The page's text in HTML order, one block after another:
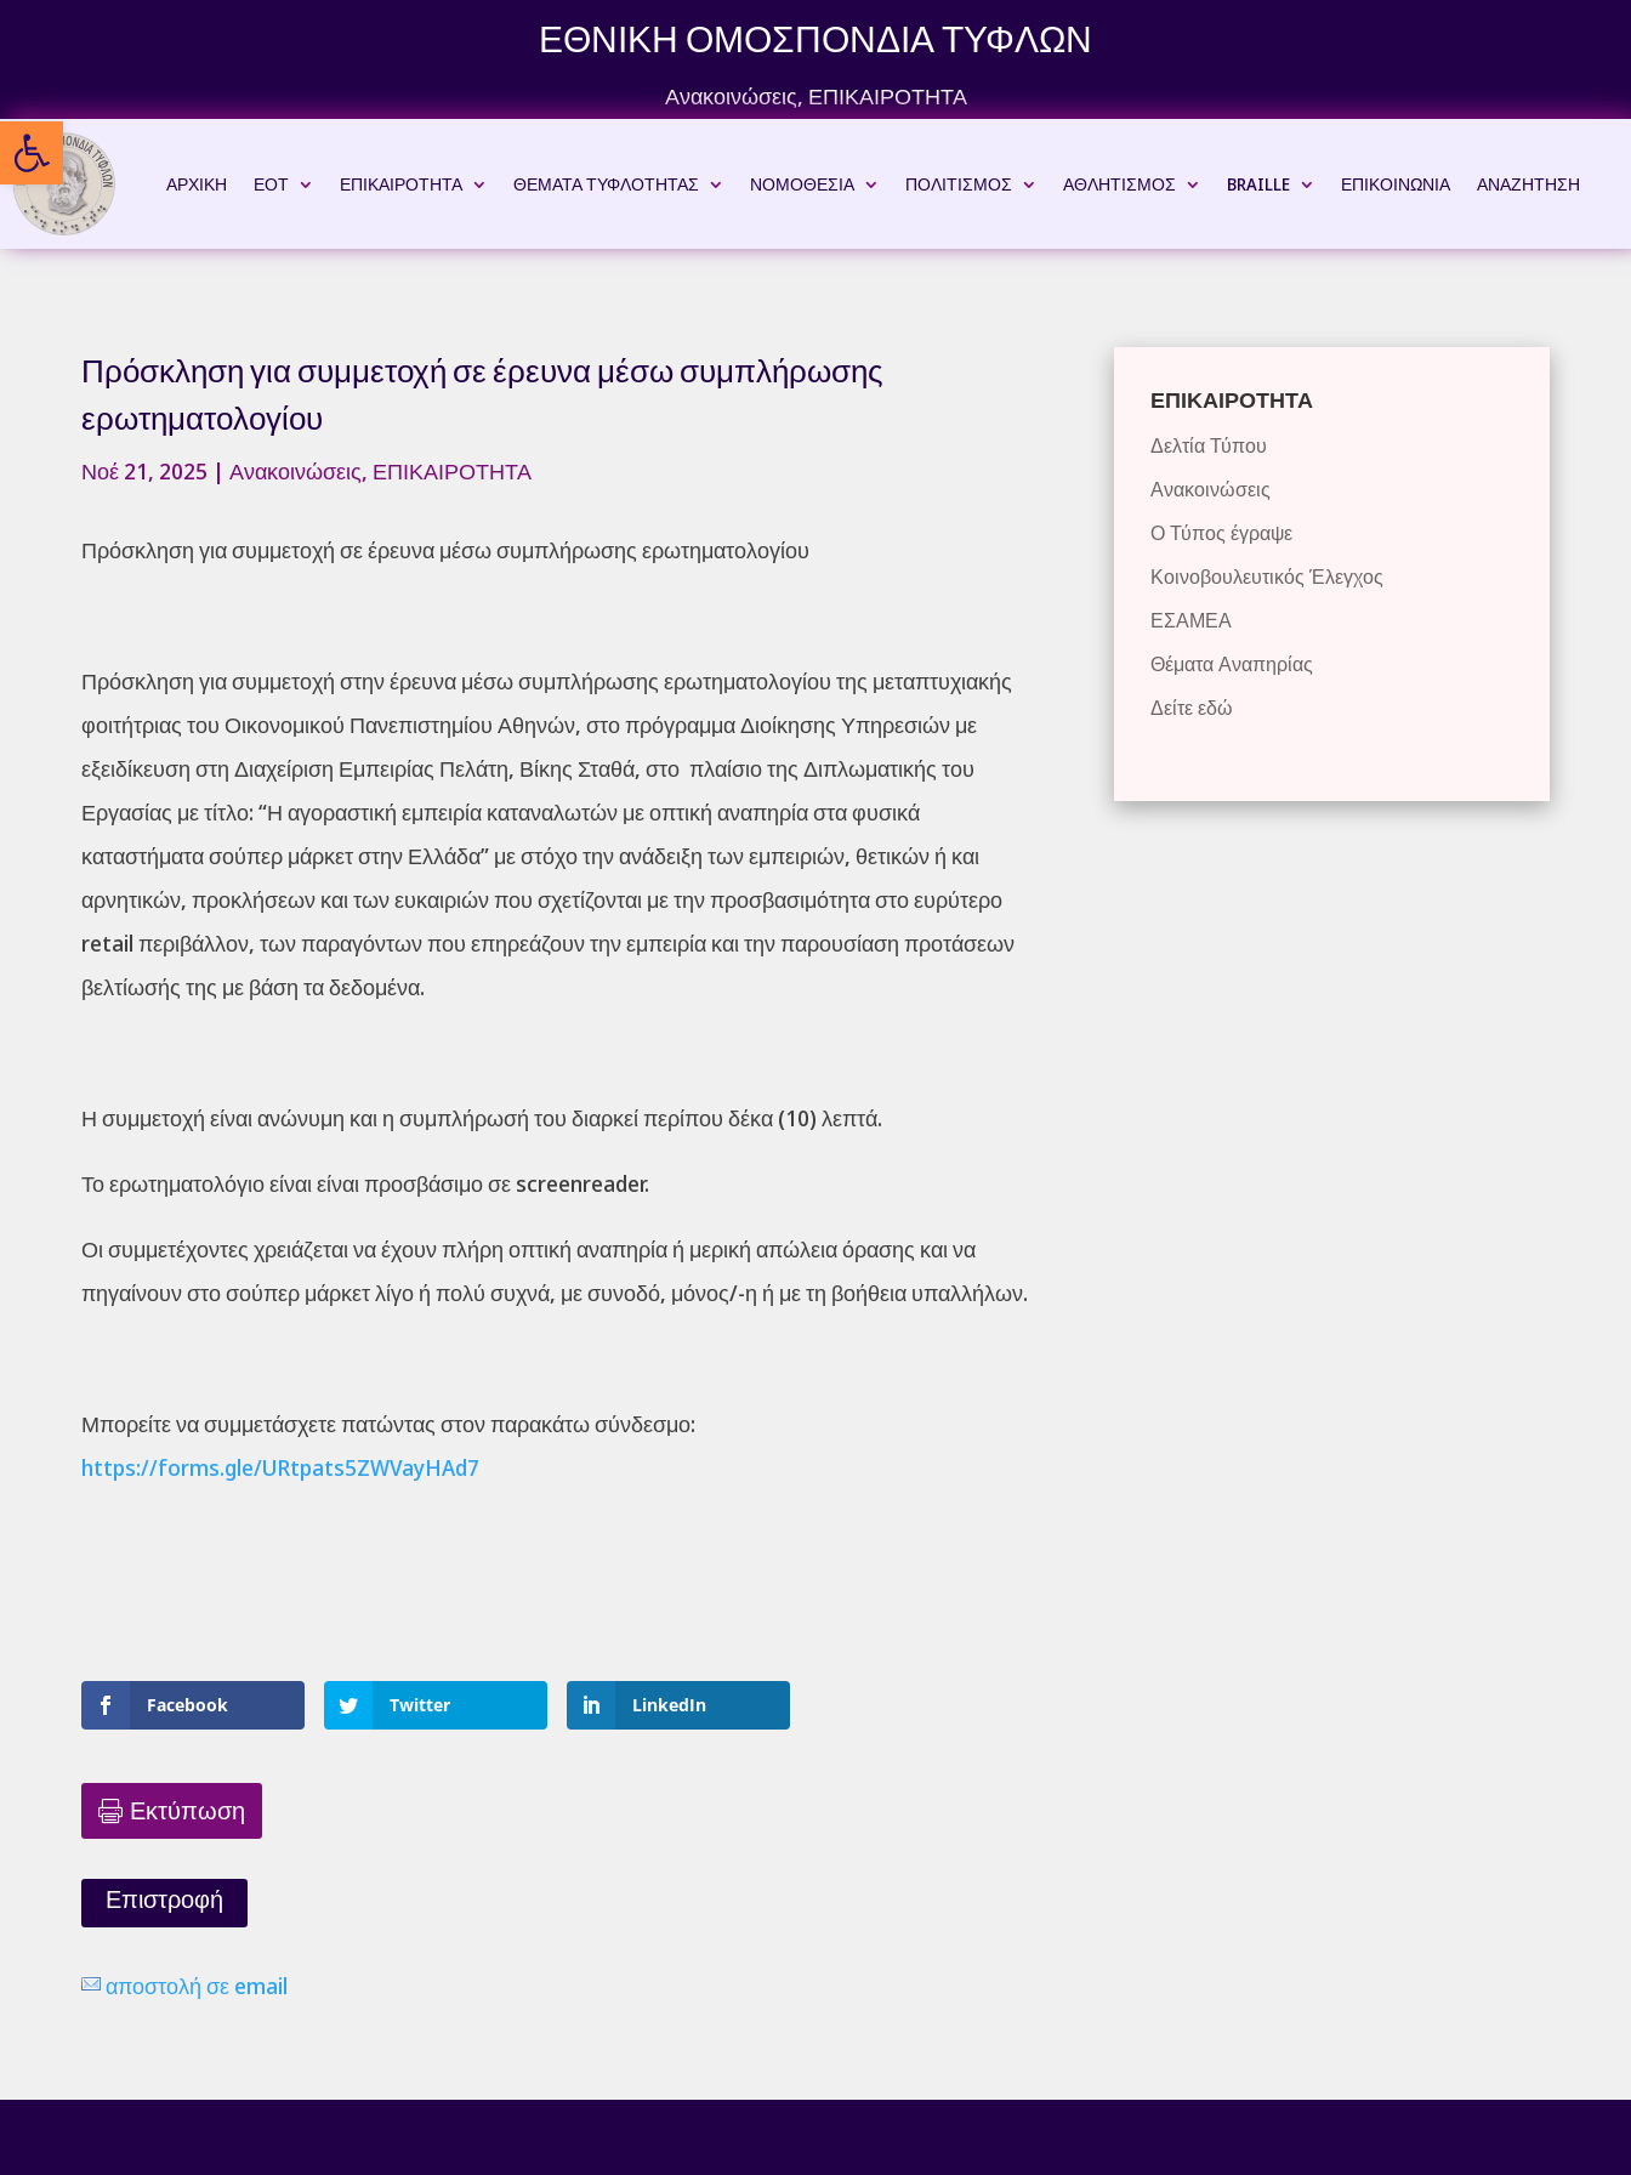
Ανοίξτε τη γραμμή εργαλείων
ΕΘΝΙΚΗ ΟΜΟΣΠΟΝΔΙΑ ΤΥΦΛΩΝ
Ανακοινώσεις, ΕΠΙΚΑΙΡΟΤΗΤΑ
ΑΡΧΙΚΗ ΕΟΤ ΕΠΙΚΑΙΡΟΤΗΤΑ ΘΕΜΑΤΑ ΤΥΦΛΟΤΗΤΑΣ ΝΟΜΟΘΕΣΙΑ ΠΟΛΙΤΙΣΜΟΣ ΑΘΛΗΤΙΣΜΟΣ BRAILLE ΕΠΙΚΟΙΝΩΝΙΑ ΑΝΑΖΗΤΗΣΗ
Πρόσκληση για συμμετοχή σε έρευνα μέσω συμπλήρωσης
ερωτηματολογίου
Νοέ 21, 2025 |Ανακοινώσεις, ΕΠΙΚΑΙΡΟΤΗΤΑ
Πρόσκληση για συμμετοχή σε έρευνα μέσω συμπλήρωσης ερωτηματολογίου
Πρόσκληση για συμμετοχή στην έρευνα μέσω συμπλήρωσης ερωτηματολογίου της μεταπτυχιακής
φοιτήτριας του Οικονομικού Πανεπιστημίου Αθηνών, στο πρόγραμμα Διοίκησης Υπηρεσιών με
εξειδίκευση στη Διαχείριση Εμπειρίας Πελάτη, Βίκης Σταθά, στο πλαίσιο της Διπλωματικής του
Εργασίας με τίτλο: “Η αγοραστική εμπειρία καταναλωτών με οπτική αναπηρία στα φυσικά
καταστήματα σούπερ μάρκετ στην Ελλάδα” με στόχο την ανάδειξη των εμπειριών, θετικών ή και
αρνητικών, προκλήσεων και των ευκαιριών που σχετίζονται με την προσβασιμότητα στο ευρύτερο
retail περιβάλλον, των παραγόντων που επηρεάζουν την εμπειρία και την παρουσίαση προτάσεων
βελτίωσής της με βάση τα δεδομένα.
Η συμμετοχή είναι ανώνυμη και η συμπλήρωσή του διαρκεί περίπου δέκα (10) λεπτά.
Το ερωτηματολόγιο είναι είναι προσβάσιμο σε screenreader.
Οι συμμετέχοντες χρειάζεται να έχουν πλήρη οπτική αναπηρία ή μερική απώλεια όρασης και να
πηγαίνουν στο σούπερ μάρκετ λίγο ή πολύ συχνά, με συνοδό, μόνος/-η ή με τη βοήθεια υπαλλήλων.
Μπορείτε να συμμετάσχετε πατώντας στον παρακάτω σύνδεσμο:
https://forms.gle/URtpats5ZWVayHAd7
Facebook Twitter LinkedIn
Εκτύπωση
Επιστροφή
αποστολή σε email
ΕΠΙΚΑΙΡΟΤΗΤΑ
Δελτία Τύπου
Ανακοινώσεις
Ο Τύπος έγραψε
Κοινοβουλευτικός Έλεγχος
ΕΣΑΜΕΑ
Θέματα Αναπηρίας
Δείτε εδώ